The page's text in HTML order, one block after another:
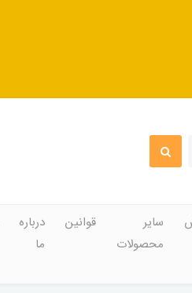
سایر
محصولات
قوانین
درباره
ما